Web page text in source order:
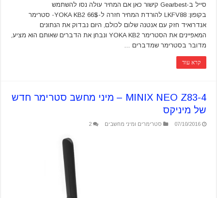
סייל ב-Gearbest קישור כאן אם המחיר עולה נסו להשתמש
בקופון: LKFV88 להורדת המחיר חזרה ל-66$ YOKA KB2- סטרימר
אנדרואיד חזק עם אנטנה שלום לכולם, היום נבדוק את הנתונים
המאפיינים את הסטרימר YOKA KB2 ונבחן את הדברים שאותם הוא מציע,
מדובר בסטרימר שמדברים …
קרא עוד
MINIX NEO Z83-4 – מיני מחשב סטרימר חדש
של מיניקס
07/10/2016 סטרימרים ומיני מחשבים 2